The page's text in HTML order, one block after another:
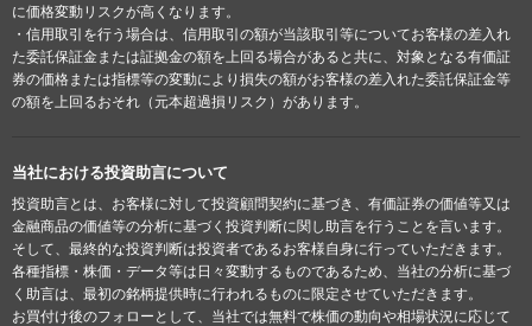
に価格変動リスクが高くなります。
・信用取引を行う場合は、信用取引の額が当該取引等についてお客様の差入れ
た委託保証金または証拠金の額を上回る場合があると共に、対象となる有価証
券の価格または指標等の変動により損失の額がお客様の差入れた委託保証金等
の額を上回るおそれ（元本超過損リスク）があります。
当社における投資助言について
投資助言とは、お客様に対して投資顧問契約に基づき、有価証券の価値等又は
金融商品の価値等の分析に基づく投資判断に関し助言を行うことを言います。
そして、最終的な投資判断は投資者であるお客様自身に行っていただきます。
各種指標・株価・データ等は日々変動するものであるため、当社の分析に基づ
く助言は、最初の銘柄提供時に行われるものに限定させていただきます。
お買付け後のフォローとして、当社では無料で株価の動向や相場状況に応じて